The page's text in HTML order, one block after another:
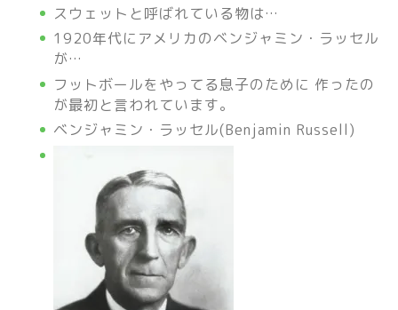
スウェットと呼ばれている物は…
1920年代にアメリカのベンジャミン・ラッセル
が…
フットボールをやってる息子のために 作ったの
が最初と言われています。
ベンジャミン・ラッセル(Benjamin Russell)